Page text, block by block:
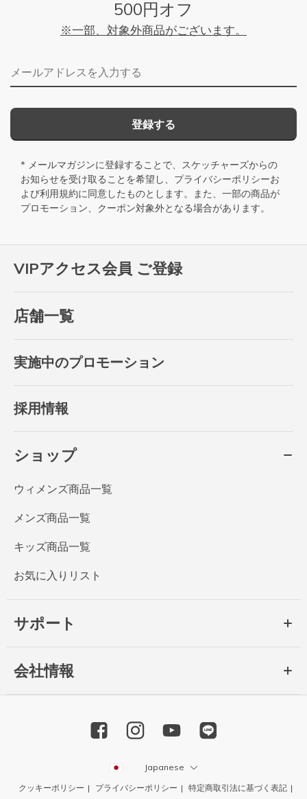
VIPアクセス会員 ご登録
店舗一覧
実施中のプロモーション
採用情報
ショップ
ウィメンズ商品一覧
メンズ商品一覧
キッズ商品一覧
お気に入りリスト
サポート
会社情報
500円オフ
※一部、対象外商品がございます。
メールアドレス
登録する
* メールマガジンに登録することで、スケッチャーズからの
お知らせを受け取ることを希望し、 プライバシーポリシーお
よび利用規約に同意したものとします。また、一部の商品が
プロモーション、クーポン対象外となる場合があります。
Japanese
クッキーポリシー プライバシーポリシー 特定商取引法に基づく表記